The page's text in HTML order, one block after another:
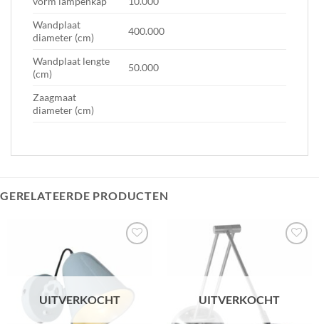
Wandplaat
diameter (cm)
400.000
Wandplaat lengte
(cm)
50.000
Zaagmaat
diameter (cm)
GERELATEERDE PRODUCTEN
verlanglijst
UITVERKOCHT UITVERKOCHT